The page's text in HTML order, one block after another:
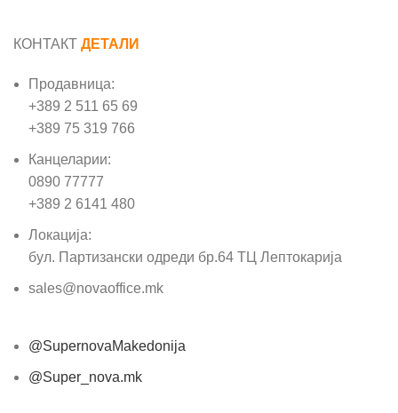
КОНТАКТ ДЕТАЛИ
Продавница:
+389 2 511 65 69
+389 75 319 766
Канцеларии:
0890 77777
+389 2 6141 480
Локација:
бул. Партизански одреди бр.64 ТЦ Лептокарија
sales@novaoffice.mk
@SupernovaMakedonija
@Super_nova.mk